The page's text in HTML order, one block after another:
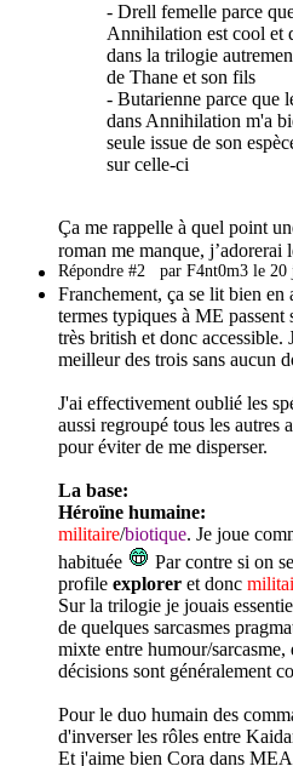
- Drell femelle parce
Annihilation est cool et
dans la trilogie
de Thane et son fils
- Butarienne parce que
dans Annihilation m'a
seule issue de son
sur celle-ci
Ça me rappelle à quel point
roman me manque, j’adorerai
Répondre #2 par F4nt0m3 le 20
Franchement, ça se lit bien en
termes typiques à ME passent
très british et donc
meilleur des trois sans aucun
J'ai effectivement oublié les
aussi regroupé tous les autres
pour éviter de me disperser.
La base:
Héroïne humaine:
militaire/biotique. Je joue
habituée
Par contre si on
profile explorer et donc
Sur la trilogie je jouais
de quelques sarcasmes
mixte entre humour/
décisions sont généralement
Pour le duo humain des
d'inverser les rôles entre
Et j'aime bien Cora dans